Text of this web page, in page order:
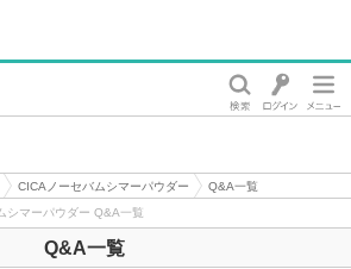
CICAノーセバムシマーパウダー
Q&A一覧
シマーパウダー Q&A一覧
Q&A一覧